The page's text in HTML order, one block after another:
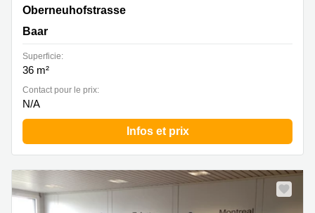
Oberneuhofstrasse 8, Baar
Oberneuhofstrasse
Baar
Superficie:
36 m²
Contact pour le prix:
N/A
Infos et prix